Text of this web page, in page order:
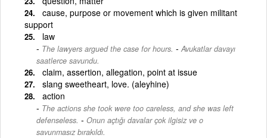
cause, purpose or movement which is given militant
support
law
The lawyers argued the case for hours. - Avukatlar davayı
saatlerce savundu.
claim, assertion, allegation, point at issue
slang sweetheart, love. (aleyhine)
action
The actions she took were too careless, and she was left
defenseless. - Onun açtığı davalar çok ilgisiz ve o
savunmasız bırakıldı.